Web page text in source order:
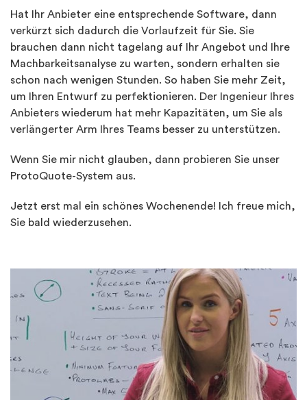
Hat Ihr Anbieter eine entsprechende Software, dann
verkürzt sich dadurch die Vorlaufzeit für Sie. Sie
brauchen dann nicht tagelang auf Ihr Angebot und Ihre
Machbarkeitsanalyse zu warten, sondern erhalten sie
schon nach wenigen Stunden. So haben Sie mehr Zeit,
um Ihren Entwurf zu perfektionieren. Der Ingenieur Ihres
Anbieters wiederum hat mehr Kapazitäten, um Sie als
verlängerter Arm Ihres Teams besser zu unterstützen.
Wenn Sie mir nicht glauben, dann probieren Sie unser
ProtoQuote-System aus.
Jetzt erst mal ein schönes Wochenende! Ich freue mich,
Sie bald wiederzusehen.